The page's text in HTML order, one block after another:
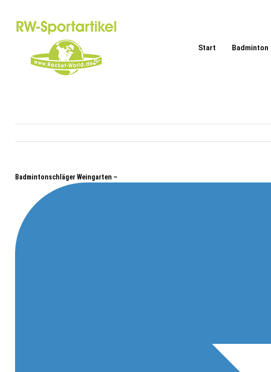
springen
Start Badminton
Badmintonschläger Weingarten –